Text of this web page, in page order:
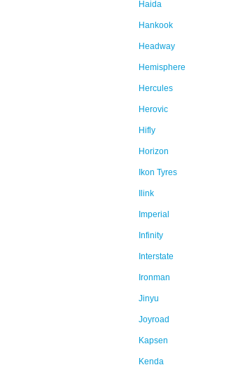
Haida
Hankook
Headway
Hemisphere
Hercules
Herovic
Hifly
Horizon
Ikon Tyres
Ilink
Imperial
Infinity
Interstate
Ironman
Jinyu
Joyroad
Kapsen
Kenda